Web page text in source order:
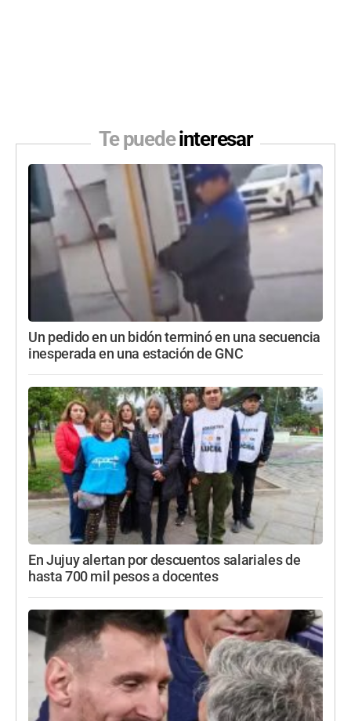
Te puedeinteresar
Un pedido en un bidón terminó en una secuencia
inesperada en una estación de GNC
En Jujuy alertan por descuentos salariales de
hasta 700 mil pesos a docentes